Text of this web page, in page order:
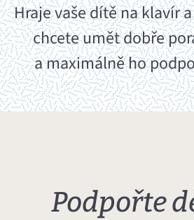
Hraje vaše dítě na klavír
chcete umět dobře
a maximálně ho
Podpořte